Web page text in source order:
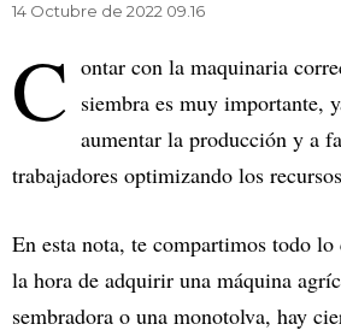
14 Octubre de 2022 09.16
C ontar con la maquinaria
siembra es muy importante,
aumentar la producción y a
trabajadores optimizando los
En esta nota, te compartimos todo lo
la hora de adquirir una máquina
sembradora o una monotolva, hay